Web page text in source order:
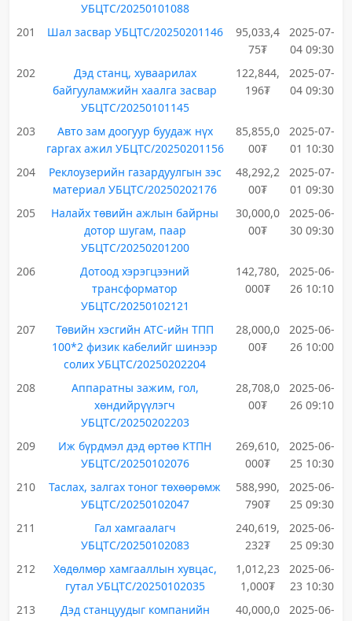
УБЦТС/20250101088
201 Шал засвар УБЦТС/20250201146
95,033,4
75₮
2025-07-
04 09:30
202
Дэд станц, хуваарилах
байгууламжийн хаалга засвар
УБЦТС/20250101145
122,844,
196₮
2025-07-
04 09:30
203
Авто зам доогуур буудаж нүх
гаргах ажил УБЦТС/20250201156
85,855,0
00₮
2025-07-
01 10:30
204
Реклоузерийн газардуулгын зэс
материал УБЦТС/20250202176
48,292,2
00₮
2025-07-
01 09:30
205
Налайх төвийн ажлын байрны
дотор шугам, паар
УБЦТС/20250201200
30,000,0
00₮
2025-06-
30 09:30
206
Дотоод хэрэгцээний
трансформатор
УБЦТС/20250102121
142,780,
000₮
2025-06-
26 10:10
207
Төвийн хэсгийн АТС-ийн ТПП
100*2 физик кабелийг шинээр
солих УБЦТС/20250202204
28,000,0
00₮
2025-06-
26 10:00
208
Аппаратны зажим, гол,
хөндийрүүлэгч
УБЦТС/20250202203
28,708,0
00₮
2025-06-
26 09:10
209
Иж бүрдмэл дэд өртөө КТПН
УБЦТС/20250102076
269,610,
000₮
2025-06-
25 10:30
210
Таслах, залгах тоног төхөөрөмж
УБЦТС/20250102047
588,990,
790₮
2025-06-
25 09:30
211
Гал хамгаалагч
УБЦТС/20250102083
240,619,
232₮
2025-06-
25 09:30
212
Хөдөлмөр хамгааллын хувцас,
гутал УБЦТС/20250102035
1,012,23
1,000₮
2025-06-
23 10:30
213
Дэд станцуудыг компанийн
40,000,0
2025-06-